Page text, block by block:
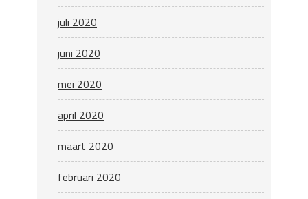
juli 2020
juni 2020
mei 2020
april 2020
maart 2020
februari 2020